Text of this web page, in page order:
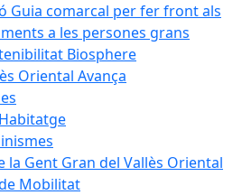
Guia comarcal per fer front als
a les persones grans
Biosphere
Oriental Avança
la Gent Gran del Vallès Oriental
Mobilitat